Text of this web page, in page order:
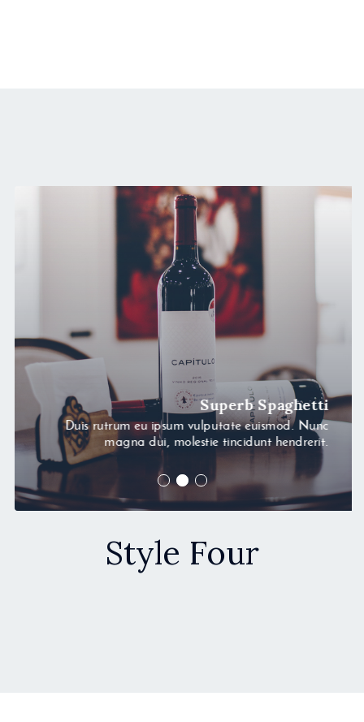
Superb Spaghetti
Duis rutrum eu ipsum vulputate euismod. Nunc
magna dui, molestie tincidunt hendrerit.
Style Four